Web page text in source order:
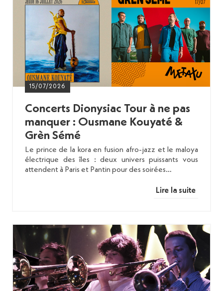
15/07/2026
Concerts Dionysiac Tour à ne pas
manquer : Ousmane Kouyaté &
Grèn Sémé
Le prince de la kora en fusion afro-jazz et le maloya
électrique des îles : deux univers puissants vous
attendent à Paris et Pantin pour des soirées…
Lire la suite